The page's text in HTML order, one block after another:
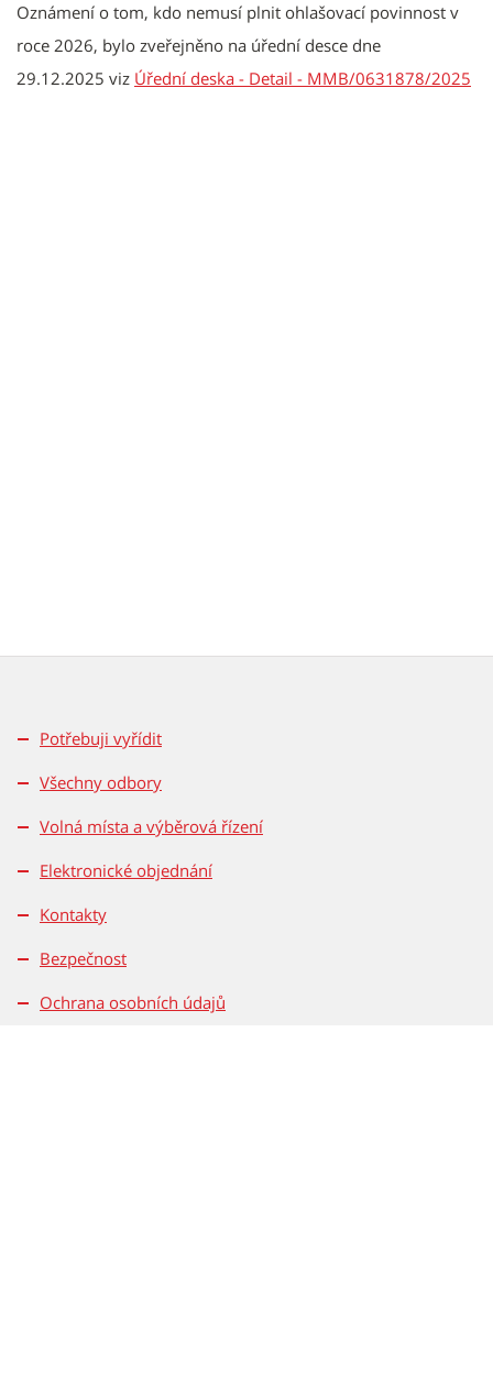
Oznámení o tom, kdo nemusí plnit ohlašovací povinnost v
roce 2026, bylo zveřejněno na úřední desce dne
29.12.2025 viz Úřední deska - Detail - MMB/0631878/2025
Potřebuji vyřídit
Všechny odbory
Volná místa a výběrová řízení
Elektronické objednání
Kontakty
Bezpečnost
Ochrana osobních údajů